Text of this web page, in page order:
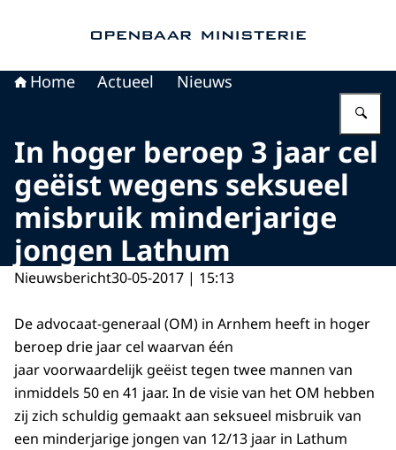
Home Actueel Nieuws
In hoger beroep 3 jaar cel
geëist wegens seksueel
misbruik minderjarige
jongen Lathum
Nieuwsbericht30-05-2017 | 15:13
De advocaat-generaal (OM) in Arnhem heeft in hoger
beroep drie jaar cel waarvan één
jaar voorwaardelijk geëist tegen twee mannen van
inmiddels 50 en 41 jaar. In de visie van het OM hebben
zij zich schuldig gemaakt aan seksueel misbruik van
een minderjarige jongen van 12/13 jaar in Lathum